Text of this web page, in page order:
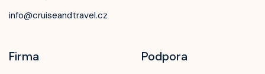
info@cruiseandtravel.cz
Firma Podpora